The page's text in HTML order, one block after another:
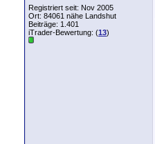
Registriert seit: Nov 2005
Ort: 84061 nähe Landshut
Beiträge: 1.401
iTrader-Bewertung: (13)